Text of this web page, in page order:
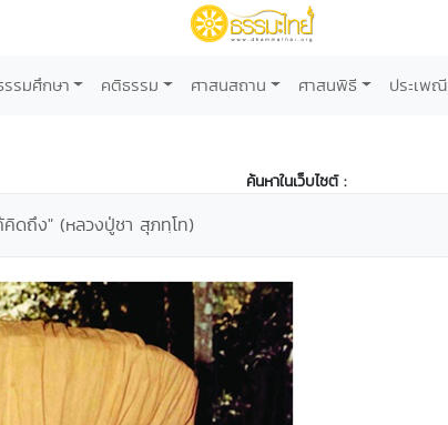
รรมศึกษา คติธรรม ศาสนสถาน ศาสนพิธี ประเพณี
ค้นหาในเว็บไซต์ :
ดถึง" (หลวงปู่ชา สุภทฺโท)